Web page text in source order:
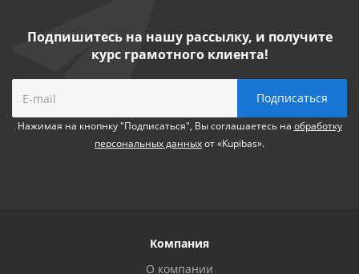
Подпишитесь на нашу рассылку, и получите
курс грамотного клиента!
Нажимая на кнопнку "Подписаться", Вы соглашаетесь на обработку
персональных данныхот «Kupibas».
Компания
О компании